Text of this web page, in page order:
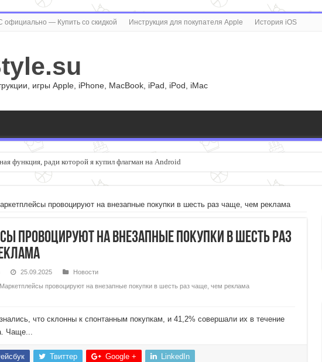
официально — Купить со скидкой Инструкция для покупателя Apple История iOS
игры Apple, iPhone, MacBook, iPad, iPod, iMac
функция, ради которой я купил флагман на Android
провоцируют на внезапные покупки в шесть раз чаще, чем реклама
провоцируют на внезапные покупки в шесть раз
25.09.2025
Новости
провоцируют на внезапные покупки в шесть раз чаще, чем реклама
что склонны к спонтанным покупкам, и 41,2% совершали их в течение
Чаще...
Твиттер Google + LinkedIn